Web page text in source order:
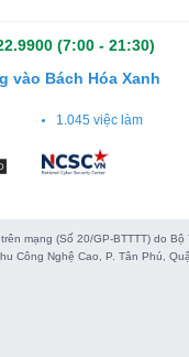
(7:00 - 21:30)
vào Bách Hóa Xanh
1.045 việc làm
mạng (Số 20/GP-BTTTT) do Bộ
Công Nghệ Cao, P. Tân Phú,